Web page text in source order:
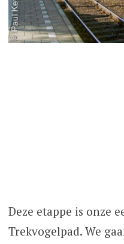
Deze etappe is onze
Trekvogelpad. We